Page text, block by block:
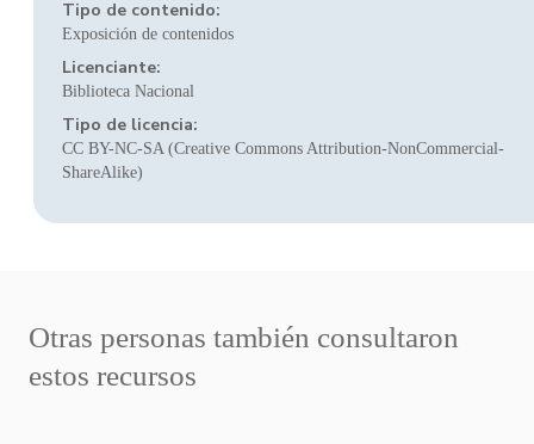
Tipo de contenido:
Exposición de contenidos
Licenciante:
Biblioteca Nacional
Tipo de licencia:
CC BY-NC-SA (Creative Commons Attribution-NonCommercial-
ShareAlike)
Otras personas también consultaron
estos recursos